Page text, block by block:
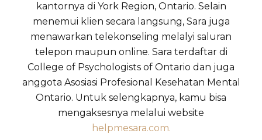
kantornya di York Region, Ontario. Selain
menemui klien secara langsung, Sara juga
menawarkan telekonseling melalyi saluran
telepon maupun online. Sara terdaftar di
College of Psychologists of Ontario dan juga
anggota Asosiasi Profesional Kesehatan Mental
Ontario. Untuk selengkapnya, kamu bisa
mengaksesnya melalui website
helpmesara.com.